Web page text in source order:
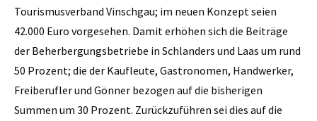
Tourismusverband Vinschgau; im neuen Konzept seien
42.000 Euro vorgesehen. Damit erhöhen sich die Beiträge
der Beherbergungsbetriebe in Schlanders und Laas um rund
50 Prozent; die der Kaufleute, Gastronomen, Handwerker,
Freiberufler und Gönner bezogen auf die bisherigen
Summen um 30 Prozent. Zurückzuführen sei dies auf die